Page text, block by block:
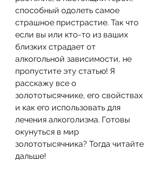
способный одолеть самое
страшное пристрастие. Так что
если вы или кто-то из ваших
близких страдает от
алкогольной зависимости, не
пропустите эту статью! Я
расскажу все о
золототысячнике, его свойствах
и как его использовать для
лечения алкоголизма. Готовы
окунуться в мир
золототысячника? Тогда читайте
дальше!